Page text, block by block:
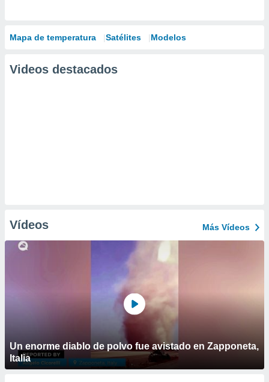
Mapa de temperatura Satélites Modelos
Videos destacados
Vídeos Más Vídeos
Un enorme diablo de polvo fue avistado en Zapponeta,
Italia